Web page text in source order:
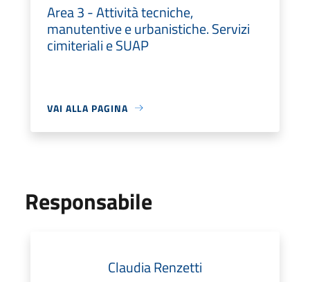
Area 3 - Attività tecniche,
manutentive e urbanistiche. Servizi
cimiteriali e SUAP
VAI ALLA PAGINA
Responsabile
Claudia Renzetti